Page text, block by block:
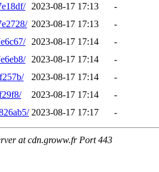
2023-08-17 17:13
-
2023-08-17 17:13
-
2023-08-17 17:14
-
2023-08-17 17:14
-
2023-08-17 17:14
-
2023-08-17 17:14
-
2023-08-17 17:17 -
at cdn.groww.fr Port 443